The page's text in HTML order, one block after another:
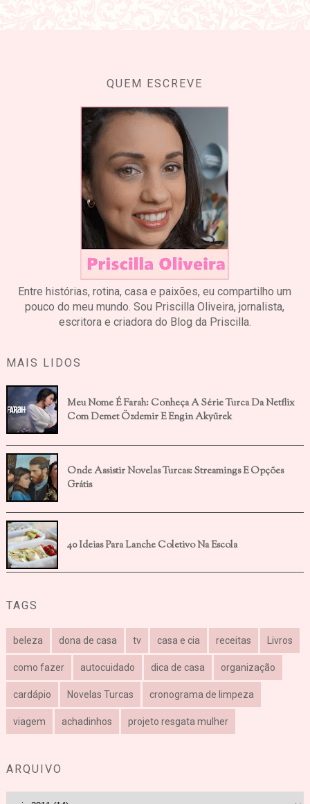
QUEM ESCREVE
Entre histórias, rotina, casa e paixões, eu compartilho um
pouco do meu mundo. Sou Priscilla Oliveira, jornalista,
escritora e criadora do Blog da Priscilla.
MAIS LIDOS
Meu Nome É Farah: Conheça A Série Turca Da Netflix
Com Demet Özdemir E Engin Akyürek
Onde Assistir Novelas Turcas: Streamings E Opções
Grátis
40 Ideias Para Lanche Coletivo Na Escola
TAGS
beleza dona de casa tv casa e cia receitas Livros
como fazer autocuidado dica de casa organização
cardápio Novelas Turcas cronograma de limpeza
viagem achadinhos projeto resgata mulher
ARQUIVO